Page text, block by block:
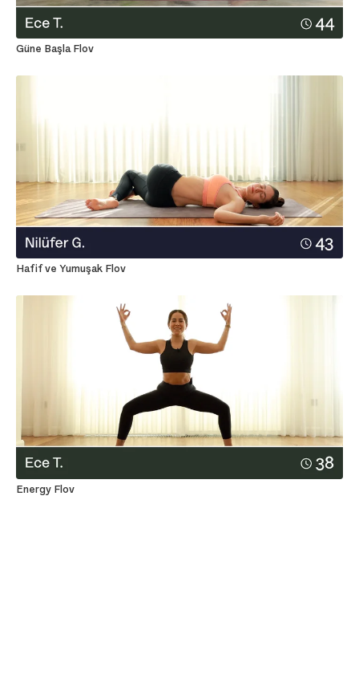
Güne Başla Flov
Hafif ve Yumuşak Flov
Energy Flov